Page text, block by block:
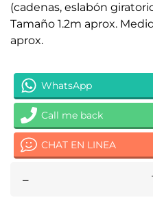
(cadenas, eslabón
Tamaño 1.2m aprox.
aprox.
WhatsApp
Call me back
CHAT EN LINEA
–